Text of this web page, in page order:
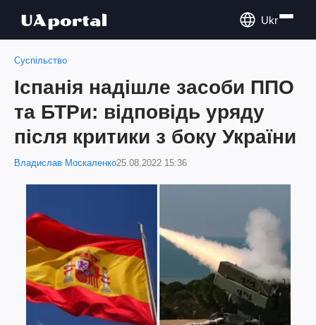
Ukr
Суспільство
Іспанія надішле засоби ППО
та БТРи: відповідь уряду
після критики з боку України
Владислав Москаленко25.08.2022 15:36